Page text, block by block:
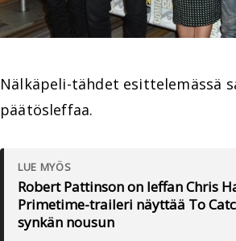
Nälkäpeli-tähdet esittelemässä
päätösleffaa.
LUE MYÖS
Robert Pattinson on leffan Chris
Primetime-traileri näyttää To
synkän nousun